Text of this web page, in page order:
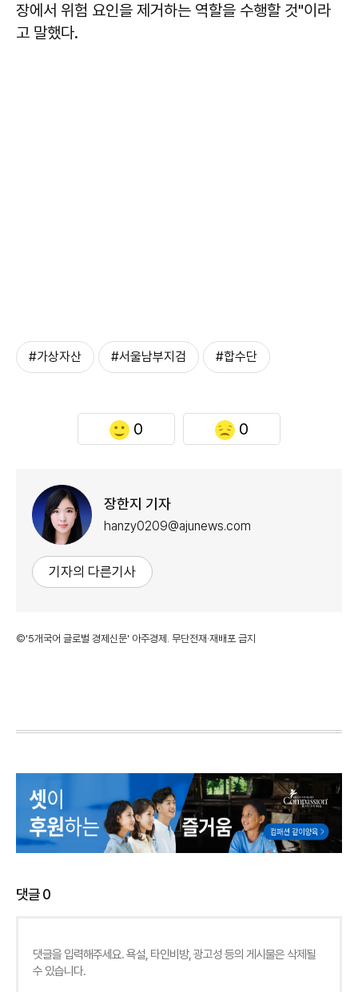
장에서 위험 요인을 제거하는 역할을 수행할 것"이라
고 말했다.
#가상자산 #서울남부지검 #합수단
0 0
장한지 기자
hanzy0209@ajunews.com
기자의 다른기사
©'5개국어 글로벌 경제신문' 아주경제. 무단전재·재배포 금지
댓글0